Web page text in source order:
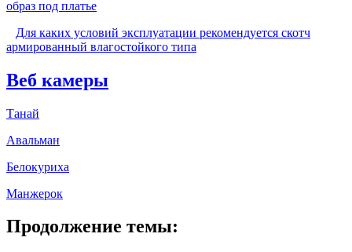
образ под платье
Для каких условий эксплуатации рекомендуется скотч
армированный влагостойкого типа
Веб камеры
Танай
Авальман
Белокуриха
Манжерок
Продолжение темы: